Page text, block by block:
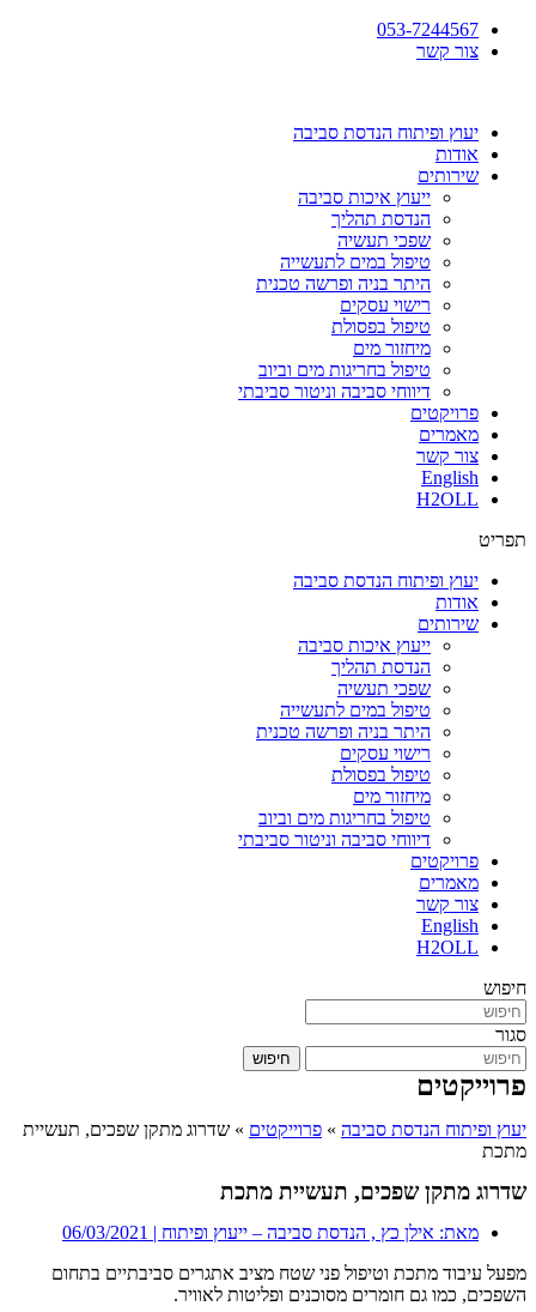
053-7244567
צור קשר
יעוץ ופיתוח הנדסת סביבה
אודות
שירותים
ייעוץ איכות סביבה
הנדסת תהליך
שפכי תעשיה
טיפול במים לתעשייה
היתר בניה ופרשה טכנית
רישוי עסקים
טיפול בפסולת
מיחזור מים
טיפול בחריגות מים וביוב
דיווחי סביבה וניטור סביבתי
פרויקטים
מאמרים
צור קשר
English
H2OLL
תפריט
יעוץ ופיתוח הנדסת סביבה
אודות
שירותים
ייעוץ איכות סביבה
הנדסת תהליך
שפכי תעשיה
טיפול במים לתעשייה
היתר בניה ופרשה טכנית
רישוי עסקים
טיפול בפסולת
מיחזור מים
טיפול בחריגות מים וביוב
דיווחי סביבה וניטור סביבתי
פרויקטים
מאמרים
צור קשר
English
H2OLL
חיפוש
סגור
חיפוש
פרוייקטים
יעוץ ופיתוח הנדסת סביבה » פרוייקטים » שדרוג מתקן שפכים, תעשיית
מתכת
שדרוג מתקן שפכים, תעשיית מתכת
מאת: אילן כץ , הנדסת סביבה – ייעוץ ופיתוח |
מפעל עיבוד מתכת וטיפול פני שטח מציב אתגרים סביבתיים בתחום
השפכים, כמו גם חומרים מסוכנים ופליטות לאוויר.